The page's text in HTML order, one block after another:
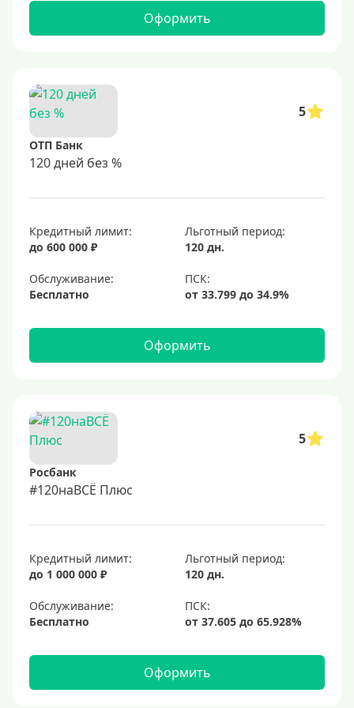
Оформить
5
ОТП Банк
120 дней без %
Кредитный лимит:
до 600 000 ₽
Льготный период:
120 дн.
Обслуживание:
Бесплатно
Оформить
5
Росбанк
#120наВСЁ Плюс
Кредитный лимит:
до 1 000 000 ₽
Льготный период:
120 дн.
Обслуживание:
Бесплатно
Оформить